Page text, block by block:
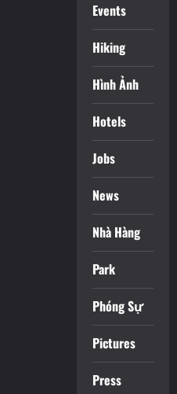
Events
Hiking
Hình Ảnh
Hotels
Jobs
News
Nhà Hàng
Park
Phóng Sự
Pictures
Press